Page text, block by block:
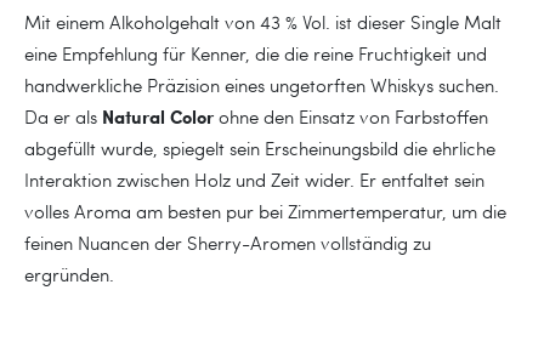
Mit einem Alkoholgehalt von 43 % Vol. ist dieser Single Malt
eine Empfehlung für Kenner, die die reine Fruchtigkeit und
handwerkliche Präzision eines ungetorften Whiskys suchen.
Da er als Natural Color ohne den Einsatz von Farbstoffen
abgefüllt wurde, spiegelt sein Erscheinungsbild die ehrliche
Interaktion zwischen Holz und Zeit wider. Er entfaltet sein
volles Aroma am besten pur bei Zimmertemperatur, um die
feinen Nuancen der Sherry-Aromen vollständig zu
ergründen.